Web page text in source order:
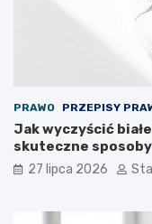
PRAWO PRZEPISY
Jak wyczyścić
skuteczne sposoby
27 lipca 2026